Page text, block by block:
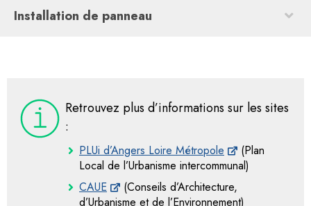
Installation de panneau
Retrouvez plus d’informations sur les sites
:
PLUi d’Angers Loire Métropole
(Plan
Local de l’Urbanisme intercommunal)
CAUE
(Conseils d’Architecture,
d’Urbanisme et de l’Environnement)